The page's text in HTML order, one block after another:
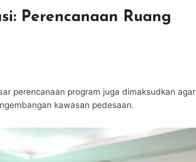
Perencanaan Ruang
perencanaan program juga dimaksudkan agar
kawasan pedesaan.